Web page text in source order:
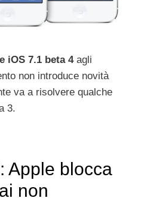
iOS 7.1 beta 4agli
non introduce novità
va a risolvere qualche
3.
Apple blocca
non